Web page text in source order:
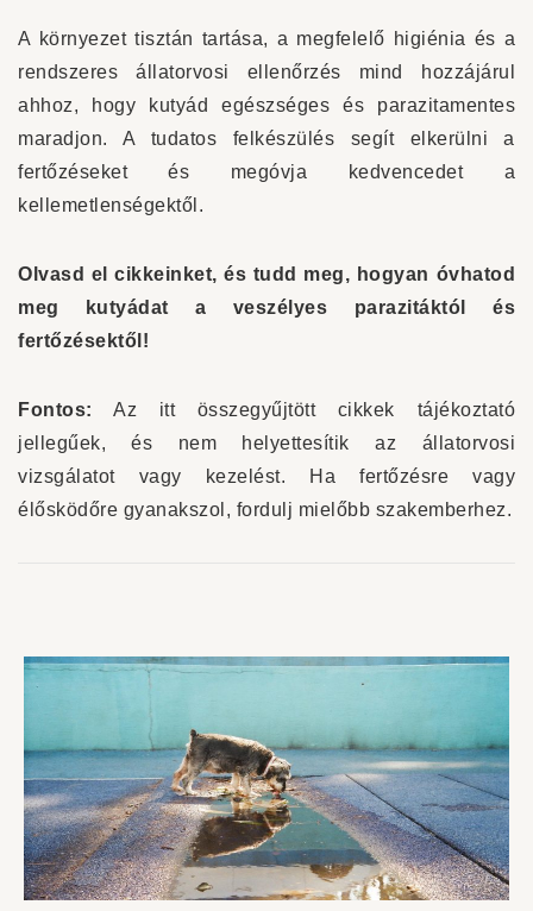
A környezet tisztán tartása, a megfelelő higiénia és a
rendszeres állatorvosi ellenőrzés mind hozzájárul
ahhoz, hogy kutyád egészséges és parazitamentes
maradjon. A tudatos felkészülés segít elkerülni a
fertőzéseket és megóvja kedvencedet a
kellemetlenségektől.
Olvasd el cikkeinket, és tudd meg, hogyan óvhatod
meg kutyádat a veszélyes parazitáktól és
fertőzésektől!
Fontos: Az itt összegyűjtött cikkek tájékoztató
jellegűek, és nem helyettesítik az állatorvosi
vizsgálatot vagy kezelést. Ha fertőzésre vagy
élősködőre gyanakszol, fordulj mielőbb szakemberhez.